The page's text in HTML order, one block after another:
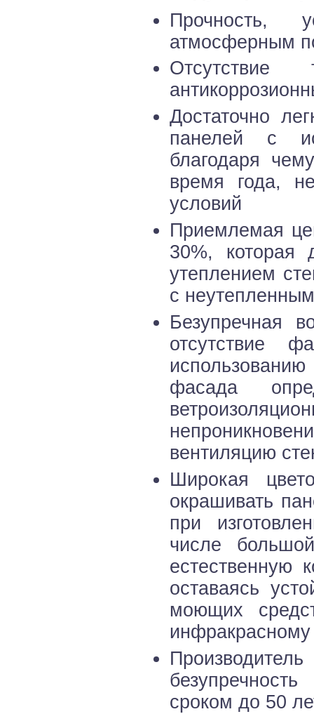
Прочность,
атмосферным
Отсутствие
Достаточно
панелей с
благодаря
время года,
условий
Приемлемая
30%, которая
утеплением
с
Безупречная
отсутствие
фасада
вентиляцию
Широкая
окрашивать
при
числе
естественную
оставаясь
моющих
сроком до 50